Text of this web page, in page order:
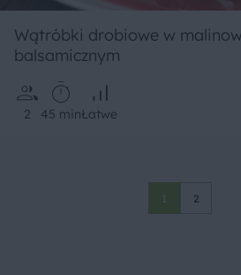
Wątróbki drobiowe w
balsamicznym
2 45 minŁatwe
1 2